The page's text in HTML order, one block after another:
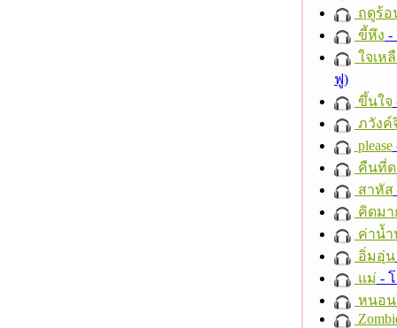
ฤดูร้อ
ขี้หึง -
ใจเห
ฟู)
ขึ้นใจ
ภวังค์
please
คืนที่ด
สาหัส
คิดมา
ค่าน้
อิ่มอุ่น
แม่ -
หนอน